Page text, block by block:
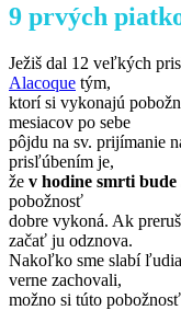
9 prvých
Ježiš dal 12 veľkých
Alacoque tým,
ktorí si vykonajú
mesiacov po sebe
pôjdu na sv. prijímanie
prisľúbením je,
že v hodine smrti bude
pobožnosť
dobre vykoná. Ak
začať ju odznova.
Nakoľko sme slabí
verne zachovali,
možno si túto